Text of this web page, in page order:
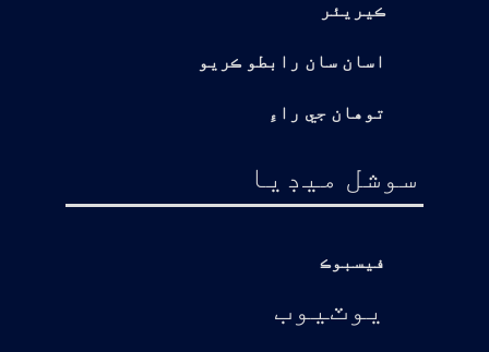
ڪيريئر
اسان سان رابطو ڪريو
توهان جي راءِ
سوشل ميڊيا
فيسبوڪ
يوٽيوب